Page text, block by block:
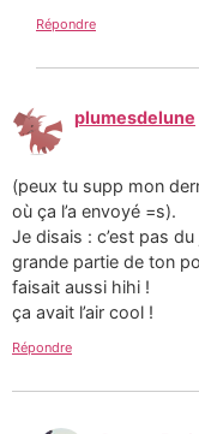
Répondre
plumesdelune
(peux tu supp mon
où ça l’a envoyé =s).
Je disais : c’est pas
grande partie de ton
faisait aussi hihi !
ça avait l’air cool !
Répondre